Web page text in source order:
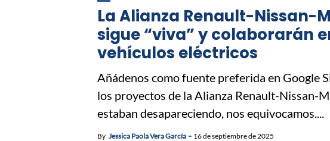
La Alianza Renault-Nissan-
sigue “viva” y colaborarán
vehículos eléctricos
Añádenos como fuente preferida en Google
los proyectos de la Alianza Renault-Nissan-
estaban desapareciendo, nos equivocamos....
By Jessica Paola Vera García 16 de septiembre de 2025